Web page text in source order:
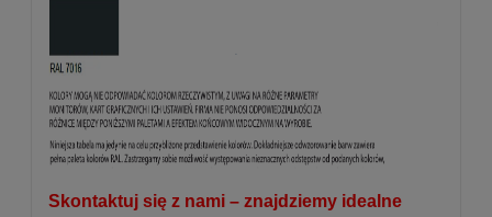
Skontaktuj się z nami – znajdziemy idealne